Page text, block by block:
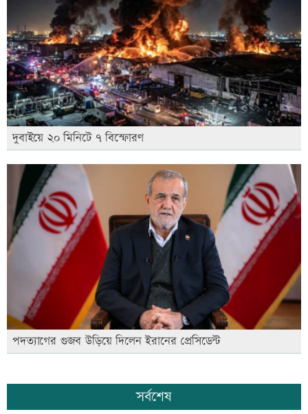
দুবাইয়ে ২০ মিনিটে ৭ বিস্ফোরণ
পদত্যাগের গুজব উড়িয়ে দিলেন ইরানের প্রেসিডেন্ট
সর্বশেষ